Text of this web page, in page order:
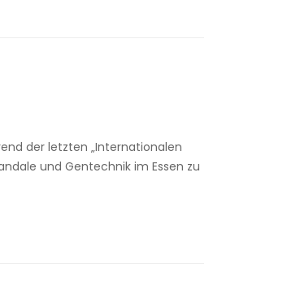
der letzten „Internationalen
und Gentechnik im Essen zu